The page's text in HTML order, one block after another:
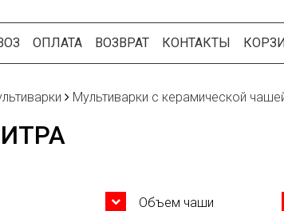
ОПЛАТА ВОЗВРАТ КОНТАКТЫ
Мультиварки с керамической
Объем чаши